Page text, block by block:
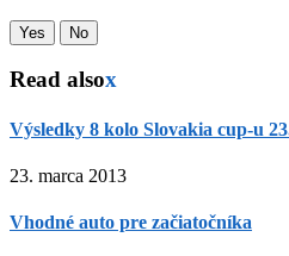
Yes No
Read alsox
Výsledky 8 kolo Slovakia cup-u
23. marca 2013
Vhodné auto pre začiatočníka